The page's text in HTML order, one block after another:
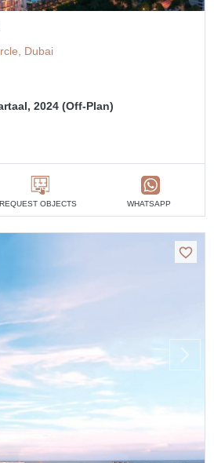
Dubai
2024 (Off-Plan)
REQUEST OBJECTS WHATSAPP